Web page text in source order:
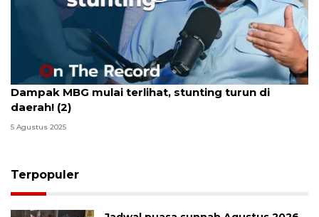
Dampak MBG mulai terlihat, stunting turun di
daerah! (2)
5 Agustus 2025
Terpopuler